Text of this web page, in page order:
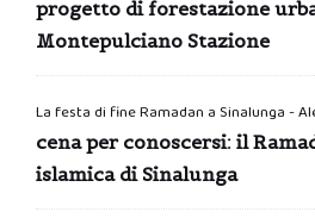
progetto di forestazione
Montepulciano Stazione
La festa di fine Ramadan a Sinalunga -
cena per conoscersi: il
islamica di Sinalunga